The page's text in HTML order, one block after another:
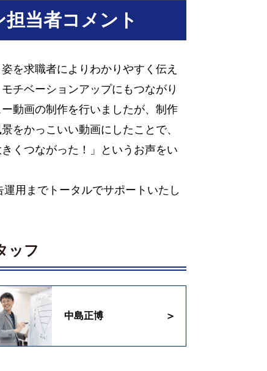
当者コメント
を求職者によりわかりやすく伝え
チベーションアップにもつながり
動画の制作を行いましたが、制作
をかっこいい動画にしたことで、
くつながった！」というお声をい
用までトータルでサポートいたし
ッフ
中島正博